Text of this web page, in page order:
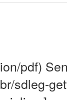
pdf)
sdleg-